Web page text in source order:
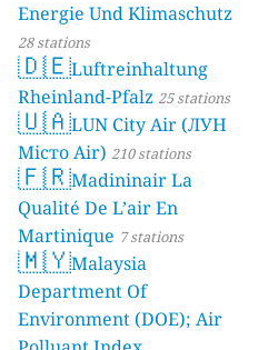
Energie Und Klimaschutz
28 stations
🇩🇪Luftreinhaltung
Rheinland-Pfalz 25 stations
🇺🇦LUN City Air (ЛУН
Місто Air) 210 stations
🇫🇷Madininair La
Qualité De L’air En
Martinique 7 stations
🇲🇾Malaysia
Department Of
Environment (DOE); Air